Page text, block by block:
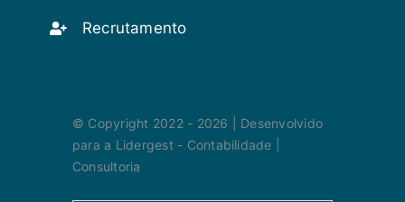
Recrutamento
© Copyright 2022 - 2026 | Desenvolvido
para a Lidergest - Contabilidade |
Consultoria